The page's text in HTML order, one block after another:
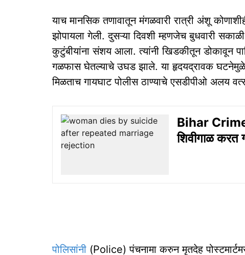
याच मानसिक तणावातून मंगळवारी रात्री अंशू
झोपायला गेली. दुसऱ्या दिवशी म्हणजेच बुधवारी
कुटुंबीयांना संशय आला. त्यांनी खिडकीतून डोकावून
गळफास घेतल्याचे उघड झाले. या हृदयद्रावक
मिळताच गायघाट पोलीस ठाण्याचे एसडीपीओ अलय
Bihar Crime:
शिवीगाळ करत
पोलिसांनी (Police) पंचनामा करुन मृतदेह